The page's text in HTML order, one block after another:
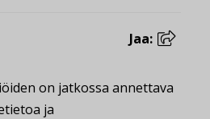
Jaa:
on jatkossa annettava
ja